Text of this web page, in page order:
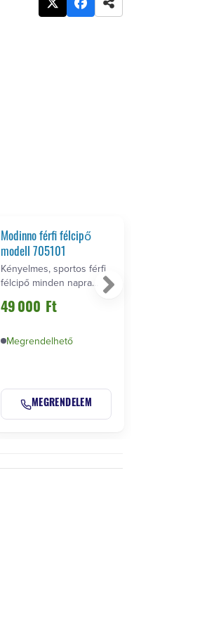
Modinno férfi félcipő
modell 705101
Kényelmes, sportos férfi
félcipő minden napra
49 000 Ft
Megrendelhető
MEGRENDELEM